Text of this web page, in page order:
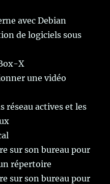
avec Debian
de logiciels sous
X
une vidéo
réseau actives et les
sur son bureau pour
répertoire
sur son bureau pour